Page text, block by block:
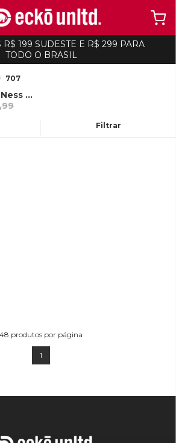
R$ 199 SUDESTE E R$ 299 PARA
TODO O BRASIL
Filtrar
707
-20%Regata Mitchell & Ness Road Swingman Jersey Cleveland Cavaliers 2003-2004 Lebron James Vermelha
48 produtos por página
1